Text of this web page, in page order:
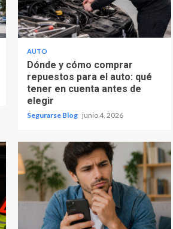
AUTO
Dónde y cómo comprar
repuestos para el auto: qué
tener en cuenta antes de
elegir
Segurarse Blog junio 4, 2026